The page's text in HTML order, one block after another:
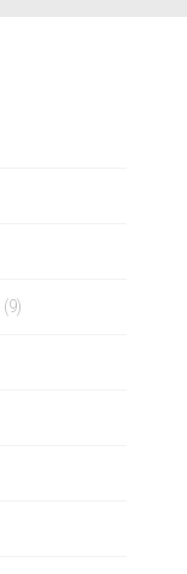
(9)